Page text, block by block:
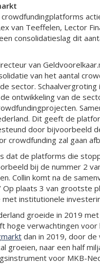
van Teeffelen, Lector
consolidatieslag dit
van
van het aantal
sector.
ontwikkeling van de
Dit geeft de
door bijvoorbeeld
crowdfunding zal gaan
dat de platforms die
bij de nummer 2
Collin komt na de
Op plaats 3 van grootste
institutionele
groeide in 2019
hoge verwachtingen voor
dan in 2019, door
groeien, naar een half
voor MKB-